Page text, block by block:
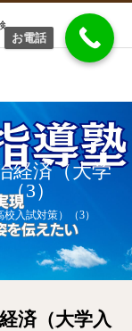
経済（大学
3）
入試対策）（3）
済（大学入
お電話